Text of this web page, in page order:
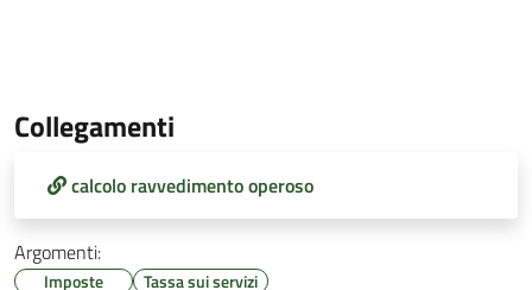
Collegamenti
calcolo ravvedimento operoso
Argomenti:
Imposte Tassa sui servizi